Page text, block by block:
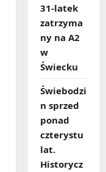
31‑latek
zatrzyma
ny na A2
w
Świecku
Świebodzi
n sprzed
ponad
czterystu
lat.
Historycz